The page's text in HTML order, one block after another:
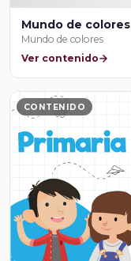
Mundo de colores
Mundo de colores
Ver contenido
CONTENIDO